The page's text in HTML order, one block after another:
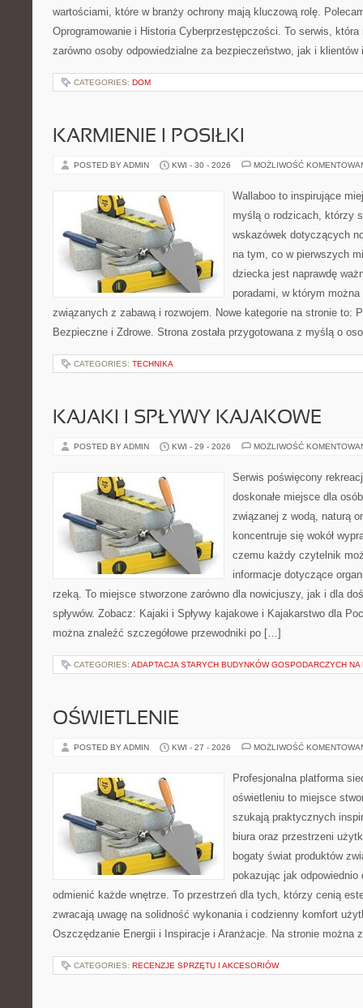
wartościami, które w branży ochrony mają kluczową rolę.
Oprogramowanie i Historia Cyberprzestępczości. To serwis,
zarówno osoby odpowiedzialne za bezpieczeństwo, jak i
CATEGORIES: DOM
KARMIENIE I POSIŁKI
POSTED BY ADMIN KWI - 30 - 2026 MOŻLIWOŚĆ
Wallaboo to inspirujące
myślą o rodzicach, którzy
wskazówek dotyczących
na tym, co w pierwszych
dziecka jest naprawdę
poradami, w którym
związanych z zabawą i rozwojem. Nowe kategorie na stronie to:
Bezpieczne i Zdrowe. Strona została przygotowana z myślą o
CATEGORIES: TECHNIKA
KAJAKI I SPŁYWY KAJAKOWE
POSTED BY ADMIN KWI - 29 - 2026 MOŻLIWOŚĆ
Serwis poświęcony
doskonałe miejsce dla
związanej z wodą, naturą
koncentruje się wokół
czemu każdy czytelnik
informacje dotyczące
rzeką. To miejsce stworzone zarówno dla nowicjuszy, jak i dla
spływów. Zobacz: Kajaki i Spływy kajakowe i Kajakarstwo dla
można znaleźć szczegółowe przewodniki po […]
CATEGORIES: ADAPTACJA STARYCH BUDYNKÓW GOSPODARCZYCH
OŚWIETLENIE
POSTED BY ADMIN KWI - 27 - 2026 MOŻLIWOŚĆ
Profesjonalna platforma
oświetleniu to miejsce
szukają praktycznych
biura oraz przestrzeni
bogaty świat produktów
pokazując jak odpowiednio
odmienić każde wnętrze. To przestrzeń dla tych, którzy cenią
zwracają uwagę na solidność wykonania i codzienny komfort
Oszczędzanie Energii i Inspiracje i Aranżacje. Na stronie można
CATEGORIES: RECENZJE SPRZĘTU I AKCESORIÓW